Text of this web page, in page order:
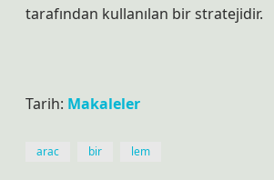
tarafından kullanılan bir stratejidir.
Tarih: Makaleler
arac bir lem